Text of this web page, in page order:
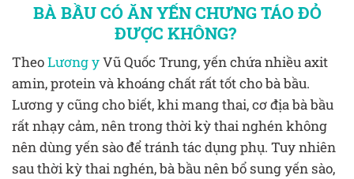
BÀ BẦU CÓ ĂN YẾN CHƯNG TÁO ĐỎ
ĐƯỢC KHÔNG?
TheoLương yVũ Quốc Trung, yến chứa nhiều axit
amin, protein và khoáng chất rất tốt cho bà bầu.
Lương y cũng cho biết, khi mang thai, cơ địa bà bầu
rất nhạy cảm, nên trong thời kỳ thai nghén không
nên dùng yến sào để tránh tác dụng phụ. Tuy nhiên
sau thời kỳ thai nghén, bà bầu nên bổ sung yến sào,